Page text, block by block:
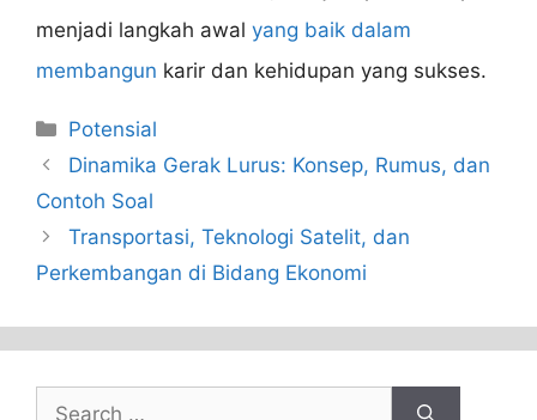
menjadi langkah awal yang baik dalam
membangun karir dan kehidupan yang sukses.
Categories
Potensial
Dinamika Gerak Lurus: Konsep, Rumus, dan
Contoh Soal
Transportasi, Teknologi Satelit, dan
Perkembangan di Bidang Ekonomi
Search